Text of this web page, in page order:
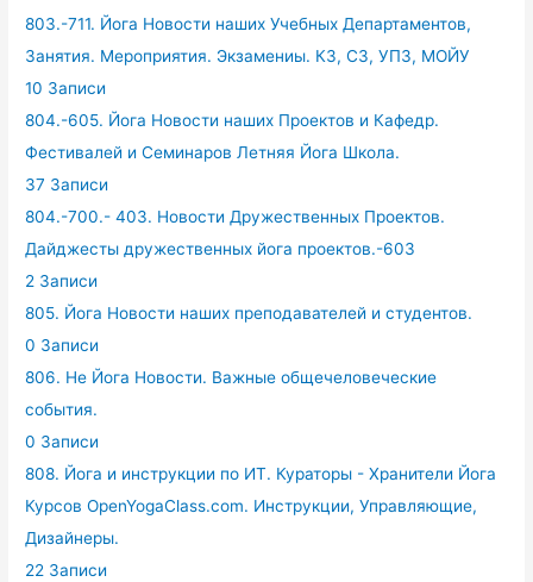
803.-711. Йога Новости наших Учебных Департаментов,
Занятия. Мероприятия. Экзамениы. КЗ, СЗ, УПЗ, МОЙУ
10 Записи
804.-605. Йога Новости наших Проектов и Кафедр.
Фестивалей и Семинаров Летняя Йога Школа.
37 Записи
804.-700.- 403. Новости Дружественных Проектов.
Дайджесты дружественных йога проектов.-603
2 Записи
805. Йога Новости наших преподавателей и студентов.
0 Записи
806. Не Йога Новости. Важные общечеловеческие
события.
0 Записи
808. Йога и инструкции по ИТ. Кураторы - Хранители Йога
Курсов OpenYogaClass.com. Инструкции, Управляющие,
Дизайнеры.
22 Записи